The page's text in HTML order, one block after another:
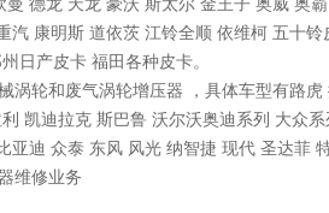
汽 康明斯 道依茨 江铃全顺 依维柯 五十
日产皮卡 福田各种皮卡。
涡轮和废气涡轮增压器 ，具体车型有路
凯迪拉克 斯巴鲁 沃尔沃奥迪系列 大众
亚迪 众泰 东风 风光 纳智捷 现代 圣达菲
维修业务